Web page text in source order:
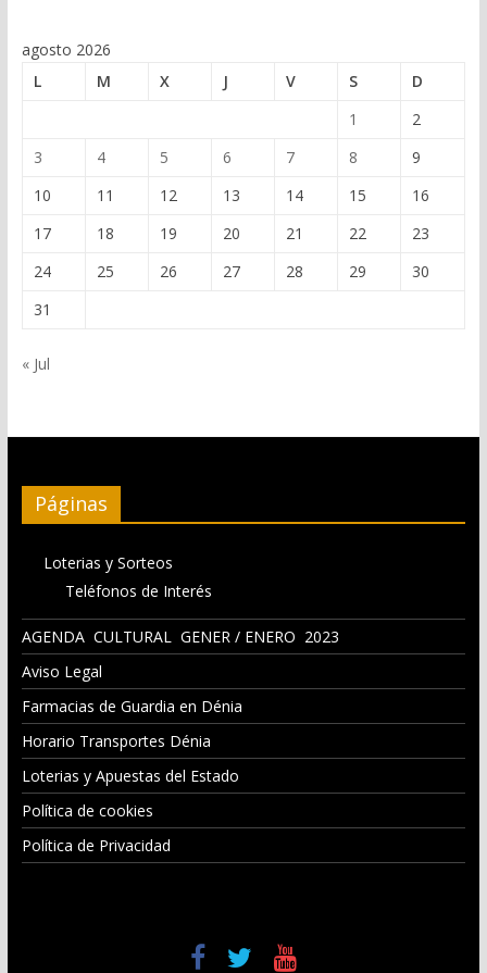
agosto 2026
L
M X J V S
D
1
2
3
4 5 6 7 8
9
10
11 12 13 14 15
16
17
18 19 20 21 22
23
24
25 26 27 28 29
30
31
« Jul
Páginas
Loterias y Sorteos
Teléfonos de Interés
AGENDA CULTURAL GENER / ENERO 2023
Aviso Legal
Farmacias de Guardia en Dénia
Horario Transportes Dénia
Loterias y Apuestas del Estado
Política de cookies
Política de Privacidad